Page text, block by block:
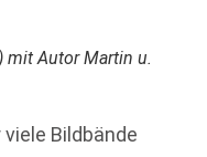
mit Autor Martin u.
Bildbände